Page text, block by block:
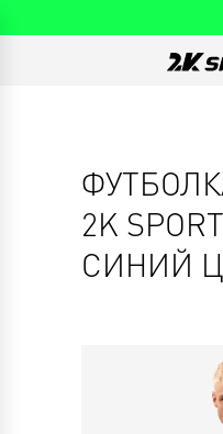
2K
СИНИЙ